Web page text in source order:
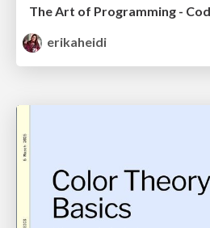
The Art of Programming -
erikaheidi